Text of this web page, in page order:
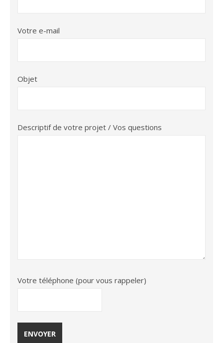
Votre e-mail
Objet
Descriptif de votre projet / Vos questions
Votre téléphone (pour vous rappeler)